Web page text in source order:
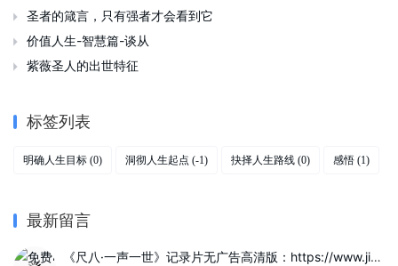
 圣者的箴言，只有强者才会看到它
 价值人生-智慧篇-谈从
 紫薇圣人的出世特征
标签列表
明确人生目标 (0) 洞彻人生起点 (-1) 抉择人生路线 (0) 感悟 (1)
最新留言
《尺八·一声一世》记录片无广告高清版：https://www.jinzhuqq.com/dyvideo/117822.html